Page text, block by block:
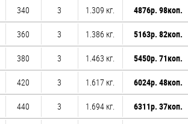
340 3 1.309 кг. 4876р. 98коп.
360 3 1.386 кг. 5163р. 82коп.
380 3 1.463 кг. 5450р. 71коп.
420 3 1.617 кг. 6024р. 48коп.
440 3 1.694 кг. 6311р. 37коп.